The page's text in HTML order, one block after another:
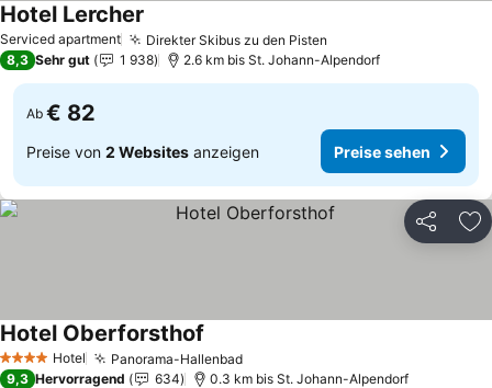
Serviced apartment Direkter Skibus zu den Pisten
Hotel Lercher
8,3 Sehr gut 1 938 2.6 km bis St. Johann-Alpendorf
Ab € 82
Preise von 2 Websites anzeigen Preise sehen
Teilen
4 Sterne Hotel Panorama-Hallenbad
Hotel Oberforsthof
9,3 Hervorragend 634 0.3 km bis St. Johann-Alpendorf